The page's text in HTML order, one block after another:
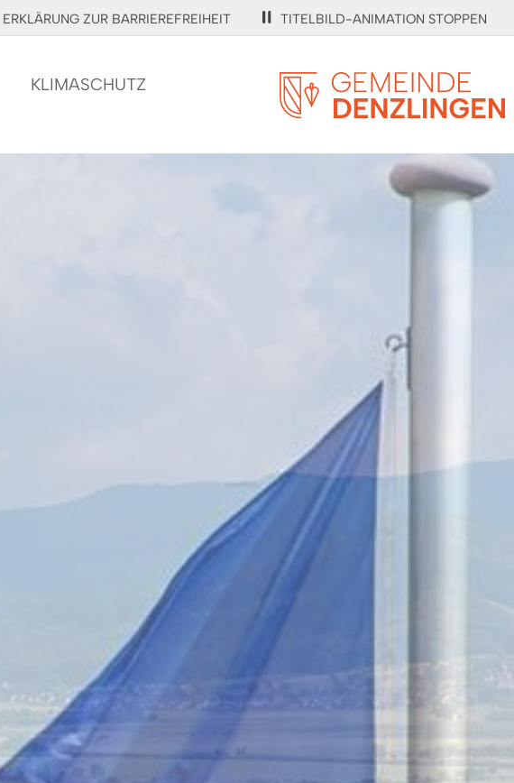
ERKLÄRUNG ZUR BARRIEREFREIHEIT TITELBILD-ANIMATION STOPPEN
KLIMASCHUTZ